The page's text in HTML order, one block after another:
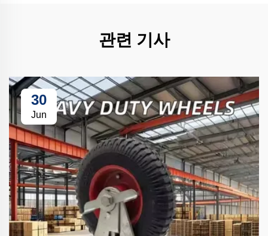
관련 기사
30
Jun